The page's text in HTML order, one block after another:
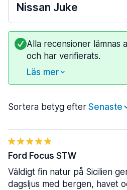
Nissan Juke
Alla recensioner lämnas
och har verifierats.
Läs mer
Sortera betyg efter
Ford Focus STW
Väldigt fin natur på Sicilien
dagsljus med bergen, havet